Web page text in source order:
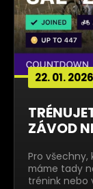
22. 01. 2026
ZÁVOD
Pro všechny,
máme tady
trénink nebo